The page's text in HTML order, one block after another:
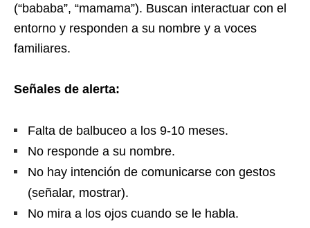
(“bababa”, “mamama”). Buscan interactuar con el
entorno y responden a su nombre y a voces
familiares.
Señales de alerta:
Falta de balbuceo a los 9-10 meses.
No responde a su nombre.
No hay intención de comunicarse con gestos
(señalar, mostrar).
No mira a los ojos cuando se le habla.